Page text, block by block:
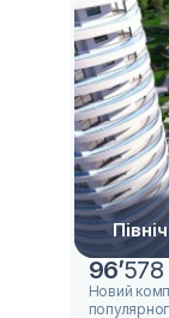
96’578
Новий